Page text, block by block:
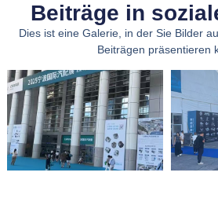
Beiträge in
Dies ist eine Galerie, in der Sie Bilder
Beiträgen präsentieren